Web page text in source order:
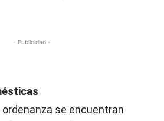
- Publicidad -
se encuentran